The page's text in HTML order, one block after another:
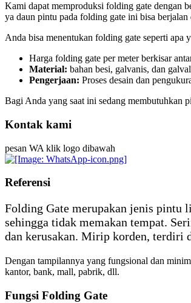
Kami dapat memproduksi folding gate dengan
ya daun pintu pada folding gate ini bisa
Anda bisa menentukan folding gate seperti apa
Harga folding gate per meter berkisar
Material: bahan besi, galvanis, dan
Pengerjaan: Proses desain dan
Bagi Anda yang saat ini sedang membutuhkan
Kontak kami
pesan WA klik logo dibawah
Referensi
Folding Gate merupakan jenis pintu
sehingga tidak memakan tempat.
dan kerusakan. Mirip korden, terdiri
Dengan tampilannya yang fungsional dan
kantor, bank, mall, pabrik, dll.
Fungsi Folding Gate